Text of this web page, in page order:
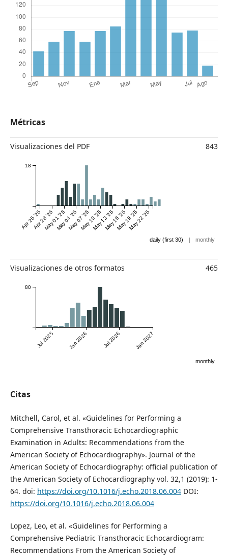
Métricas
Visualizaciones del PDF 843
Apr 25 '25Apr 28 '25May 01 '25May 04 '25May 07 '25May 10 '25May 13 '25May 16 '25May 19 '25May 22 '25
18
daily (first 30) | monthly
Visualizaciones de otros formatos 465
Jul 2025 Jan 2026 Jul 2026 Jan 2027
80
monthly
Citas
Mitchell, Carol, et al. «Guidelines for Performing a
Comprehensive Transthoracic Echocardiographic
Examination in Adults: Recommendations from the
American Society of Echocardiography». Journal of the
American Society of Echocardiography: official publication of
the American Society of Echocardiography vol. 32,1 (2019): 1-
64. doi: https://doi.org/10.1016/j.echo.2018.06.004DOI:
https://doi.org/10.1016/j.echo.2018.06.004
Lopez, Leo, et al. «Guidelines for Performing a
Comprehensive Pediatric Transthoracic Echocardiogram:
Recommendations From the American Society of